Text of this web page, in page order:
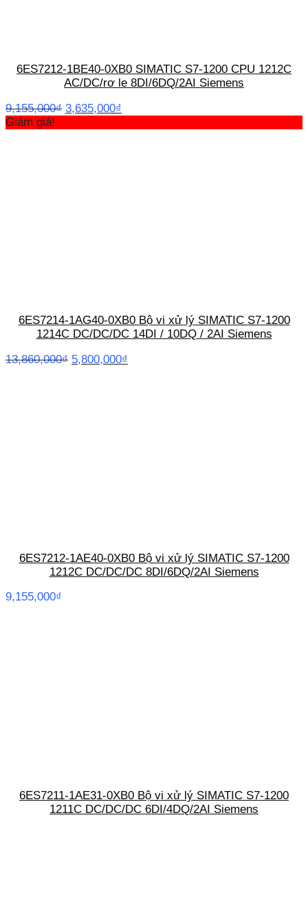
6ES7212-1BE40-0XB0 SIMATIC S7-1200 CPU 1212C
AC/DC/rơ le 8DI/6DQ/2AI Siemens
9,155,000₫ Giá
3,635,000₫
Giảm giá!
6ES7214-1AG40-0XB0 Bộ vi xử lý SIMATIC S7-1200
1214C DC/DC/DC 14DI / 10DQ / 2AI Siemens
13,860,000₫ Giá
5,800,000₫
6ES7212-1AE40-0XB0 Bộ vi xử lý SIMATIC S7-1200
1212C DC/DC/DC 8DI/6DQ/2AI Siemens
9,155,000₫
6ES7211-1AE31-0XB0 Bộ vi xử lý SIMATIC S7-1200
1211C DC/DC/DC 6DI/4DQ/2AI Siemens